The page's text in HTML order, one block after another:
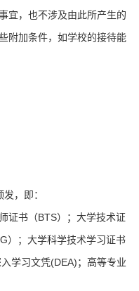
，也不涉及由此所产生的
附加条件，如学校的接待能
，即：
书（BTS）；大学技术证
）；大学科学技术学习证书
学习文凭(DEA)；高等专业